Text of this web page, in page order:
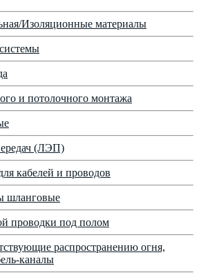
Изоляционные материалы
и потолочного монтажа
(ЛЭП)
кабелей и проводов
шланговые
проводки под полом
распространению огня,
каналы